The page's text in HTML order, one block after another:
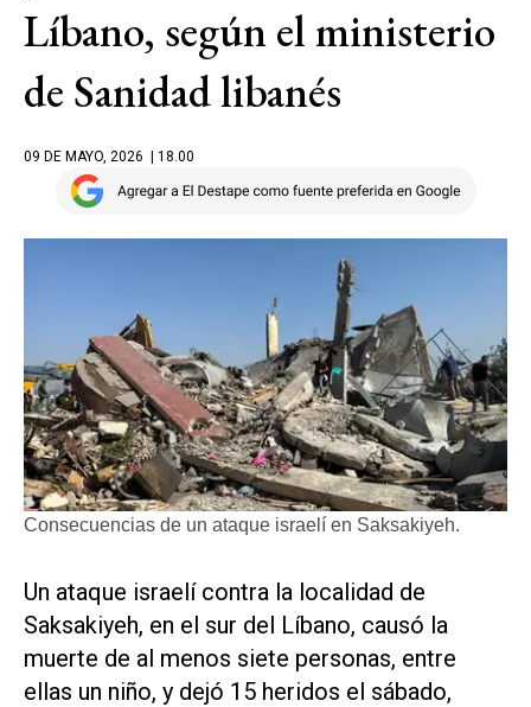
Líbano, según el ministerio
de Sanidad libanés
09 DE MAYO, 2026 | 18.00
Consecuencias de un ataque israelí en Saksakiyeh.
​Un ataque israelí contra la localidad de
Saksakiyeh, en el sur del ‌Líbano, causó la
‌muerte de al menos siete personas, entre
ellas un niño, y dejó 15 heridos el sábado,